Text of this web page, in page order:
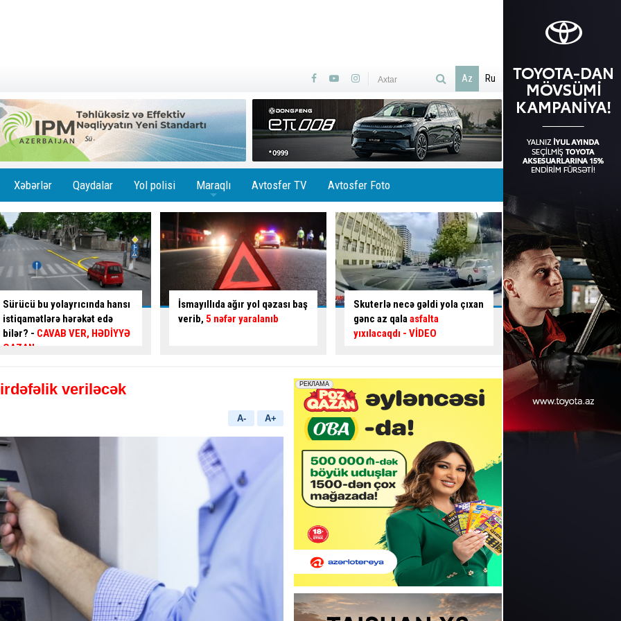
Az Ru
Xəbərlər Qaydalar Yol polisi Maraqlı Avtosfer TV Avtosfer Foto
İsmayıllıda ağır yol qəzası baş
verib,5 nəfər yaralanıb
Skuterlə necə gəldi yola çıxan
gənc az qalaasfalta
İsti hava avtomobilə necə
təsir edir? –Usta AÇIQLADI
Ölümlə yadda qalan
təhlükəli ötmə -
şəraiti yaratdı-
veriləcək
A- A+